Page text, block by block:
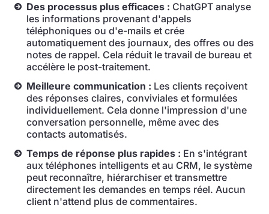
Des processus plus efficaces : ChatGPT analyse
les informations provenant d'appels
téléphoniques ou d'e-mails et crée
automatiquement des journaux, des offres ou des
notes de rappel. Cela réduit le travail de bureau et
accélère le post-traitement.
Meilleure communication : Les clients reçoivent
des réponses claires, conviviales et formulées
individuellement. Cela donne l'impression d'une
conversation personnelle, même avec des
contacts automatisés.
Temps de réponse plus rapides : En s'intégrant
aux téléphones intelligents et au CRM, le système
peut reconnaître, hiérarchiser et transmettre
directement les demandes en temps réel. Aucun
client n'attend plus de commentaires.